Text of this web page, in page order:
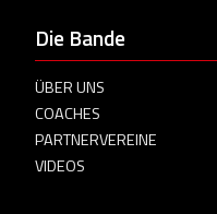
Die Bande
ÜBER UNS
COACHES
PARTNERVEREINE
VIDEOS